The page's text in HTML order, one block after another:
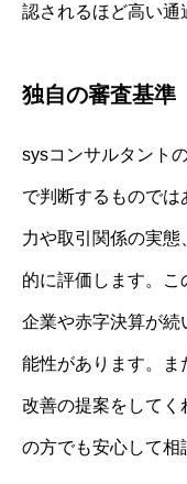
認されるほど高い通
独自の審査基準
sysコンサルタント
で判断するもので
力や取引関係の実
的に評価します。
企業や赤字決算が続
能性があります。ま
改善の提案をしてく
の方でも安心して相